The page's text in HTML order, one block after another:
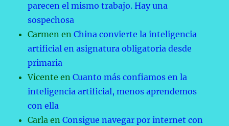
parecen el mismo trabajo. Hay una
sospechosa
Carmen enChina convierte la inteligencia
artificial en asignatura obligatoria desde
primaria
Vicente enCuanto más confiamos en la
inteligencia artificial, menos aprendemos
con ella
Carla enConsigue navegar por internet con